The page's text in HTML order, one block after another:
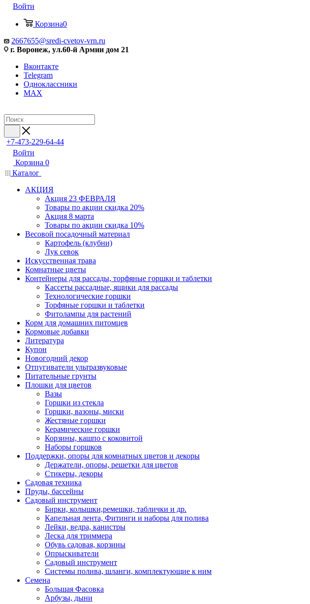
Войти
Корзина0
2667655@sredi-cvetov-vrn.ru
г. Воронеж, ул.60-й Армии дом 21
Вконтакте
Telegram
Одноклассники
MAX
+7-473-229-64-44
Войти
Корзина 0
Каталог
АКЦИЯ
Акция 23 ФЕВРАЛЯ
Товары по акции скидка 20%
Акция 8 марта
Товары по акции скидка 10%
Весовой посадочный материал
Картофель (клубни)
Лук севок
Искусственная трава
Комнатные цветы
Контейнеры для рассады, торфяные горшки и таблетки
Кассеты рассадные, ящики для рассады
Технологические горшки
Торфяные горшки и таблетки
Фитолампы для растений
Корм для домашних питомцев
Кормовые добавки
Литература
Купон
Новогодний декор
Отпугиватели ультразвуковые
Питательные грунты
Плошки для цветов
Вазы
Горшки из стекла
Горшки, вазоны, миски
Жестяные горшки
Керамические горшки
Корзины, кашпо с коковитой
Наборы горшков
Поддержки, опоры для комнатных цветов и декоры
Держатели, опоры, решетки для цветов
Стикеры, декоры
Садовая техника
Пруды, бассейны
Садовый инструмент
Бирки, колышки,ремешки, таблички и др.
Капельная лента, Фитинги и наборы для полива
Лейки, ведра, канистры
Леска для триммера
Обувь садовая, корзины
Опрыскиватели
Садовый инструмент
Системы полива, шланги, комплектующие к ним
Семена
Большая Фасовка
Арбузы, дыни